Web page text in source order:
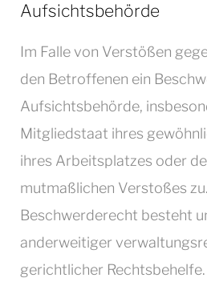
Aufsichts­behörde
Im Falle von Verstößen
den Betroffenen ein
Aufsichtsbehörde,
Mitgliedstaat ihres
ihres Arbeitsplatzes oder
mutmaßlichen Verstoßes
Beschwerderecht besteht
anderweitiger
gerichtlicher Rechtsbehelfe.